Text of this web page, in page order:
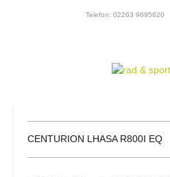
Telefon: 02263 9695620
CENTURION LHASA R800I EQ